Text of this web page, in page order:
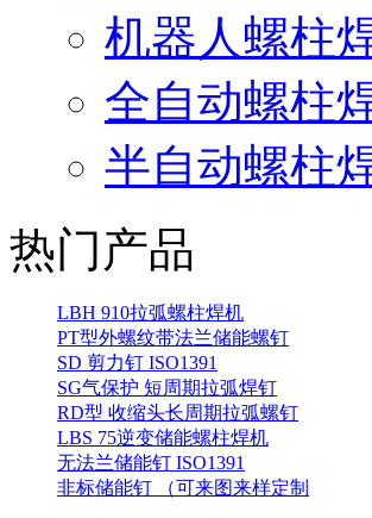
机器人螺柱
全自动螺柱
半自动螺柱
热门产品
LBH 910拉弧螺柱焊机
PT型外螺纹带法兰储能螺钉
SD 剪力钉 ISO1391
SG气保护 短周期拉弧焊钉
RD型 收缩头长周期拉弧螺钉
LBS 75逆变储能螺柱焊机
无法兰储能钉 ISO1391
非标储能钉 （可来图来样定制